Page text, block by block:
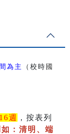
為主 （校時 國
週
，按表列
：清明、端